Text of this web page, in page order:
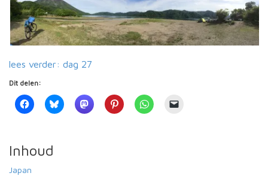
lees verder: dag 27
Dit delen:
Inhoud
Japan